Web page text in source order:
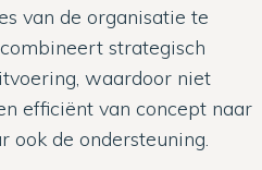
van de organisatie te
strategisch
waardoor niet
efficiënt van concept naar
ook de ondersteuning.